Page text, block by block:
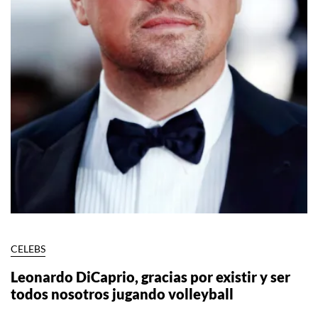
CELEBS
Leonardo DiCaprio, gracias por existir y ser
todos nosotros jugando volleyball